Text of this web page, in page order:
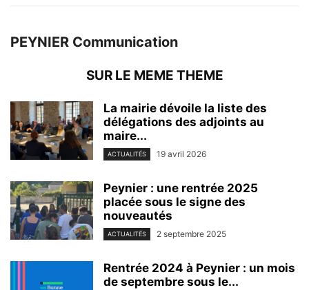
PEYNIER Communication
SUR LE MEME THEME
La mairie dévoile la liste des
délégations des adjoints au
maire...
ACTUALITÉS 19 avril 2026
Peynier : une rentrée 2025
placée sous le signe des
nouveautés
ACTUALITÉS 2 septembre 2025
Rentrée 2024 à Peynier : un mois
de septembre sous le...